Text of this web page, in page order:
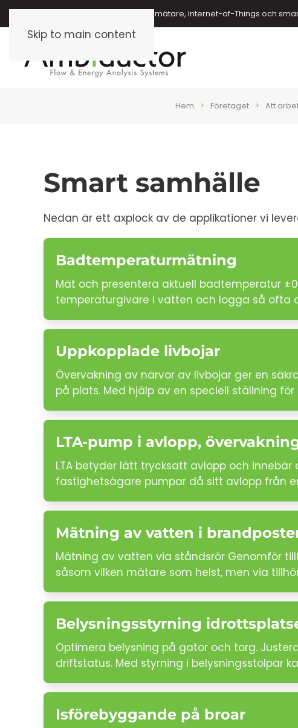
Skip to main content
Energimätare, vattenmätare, oljemätare, Internet-of-Things och
Hem Företaget Att
Smart samhälle
Nedan är ett axplock av de applikationer vi
Badtemperaturmätning
Mät och presentera aktuell badtemperatur
temperaturgivare i vatten och logga så ofta
Uppkopplade livbojar
Övervakning av närvor av livbojar ger en
på plats. Med hjälp av en speciell ställning
LTA-pump i avlopp,
LTA betyder lätt trycksatt avlopp och
fastighetsägare pumpar då sitt avlopp från
Mätning av vatten i
Mätning av vatten via ståndsrör Genomför
såsom vilken mätare som helst, men via
Belysningsstyrning
Optimera belysning på gator och torg.
driftstatus. Med styrning i belysningsstolpar
Isförebyggande på broar